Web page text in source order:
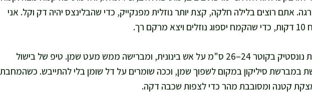
אתם רוצים בלילה חלקה, קצת יותר נוזלית מפנקייק, כדי שהבלינצס יהיה דק וקל. אני
אני מחממת מחבת נונסטיק בקוטר 24–26 ס"מ על אש בינונית, ומברישה ממש מעט שמן. טיפ של בישול
במברשת סיליקון במקום לשפוך שמן, וככה שומרים על דל שומן בלי להתייבש. כשהמחבת
קטנה ומסובבת מהר כדי לצפות שכבה דקה.